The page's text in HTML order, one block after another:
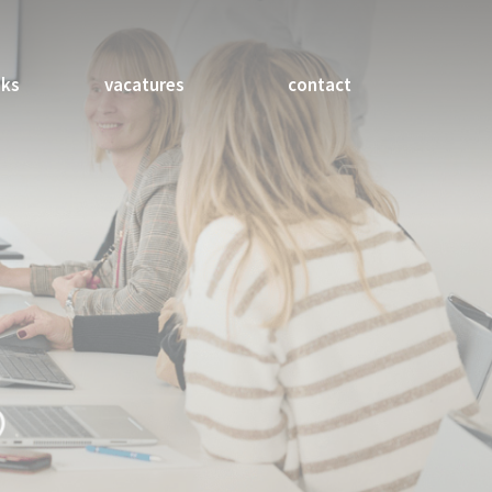
vacatures contact